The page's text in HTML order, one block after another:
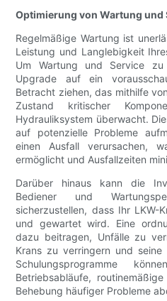
Optimierung von Wartung und
Regelmäßige Wartung ist
Leistung und Langlebigkeit
Um Wartung und Service
Upgrade auf ein
Betracht ziehen, das mithilfe
Zustand kritischer
Hydrauliksystem überwacht.
auf potenzielle Probleme
einen Ausfall verursachen,
ermöglicht und Ausfallzeiten
Darüber hinaus kann die
Bediener und
sicherzustellen, dass Ihr LKW-
und gewartet wird. Eine
dazu beitragen, Unfälle zu
Krans zu verringern und
Schulungsprogramme
Betriebsabläufe,
Behebung häufiger Probleme